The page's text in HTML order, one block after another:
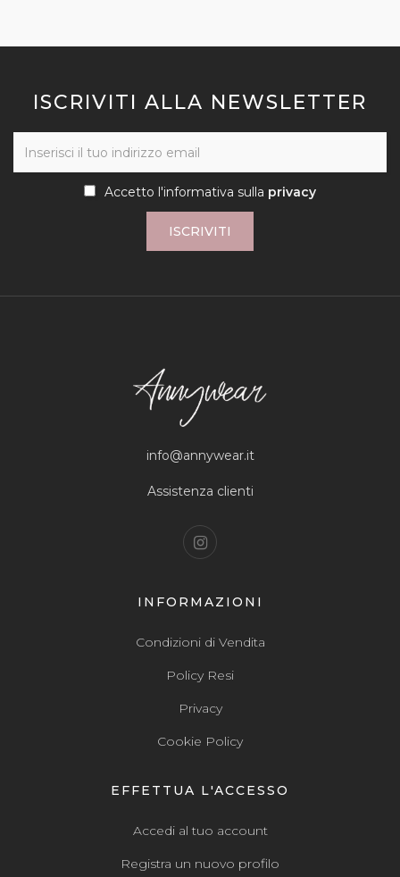
ISCRIVITI ALLA NEWSLETTER
Accetto l'informativa sulla privacy
ISCRIVITI
info@annywear.it
Assistenza clienti
INFORMAZIONI
Condizioni di Vendita
Policy Resi
Privacy
Cookie Policy
EFFETTUA L'ACCESSO
Accedi al tuo account
Registra un nuovo profilo